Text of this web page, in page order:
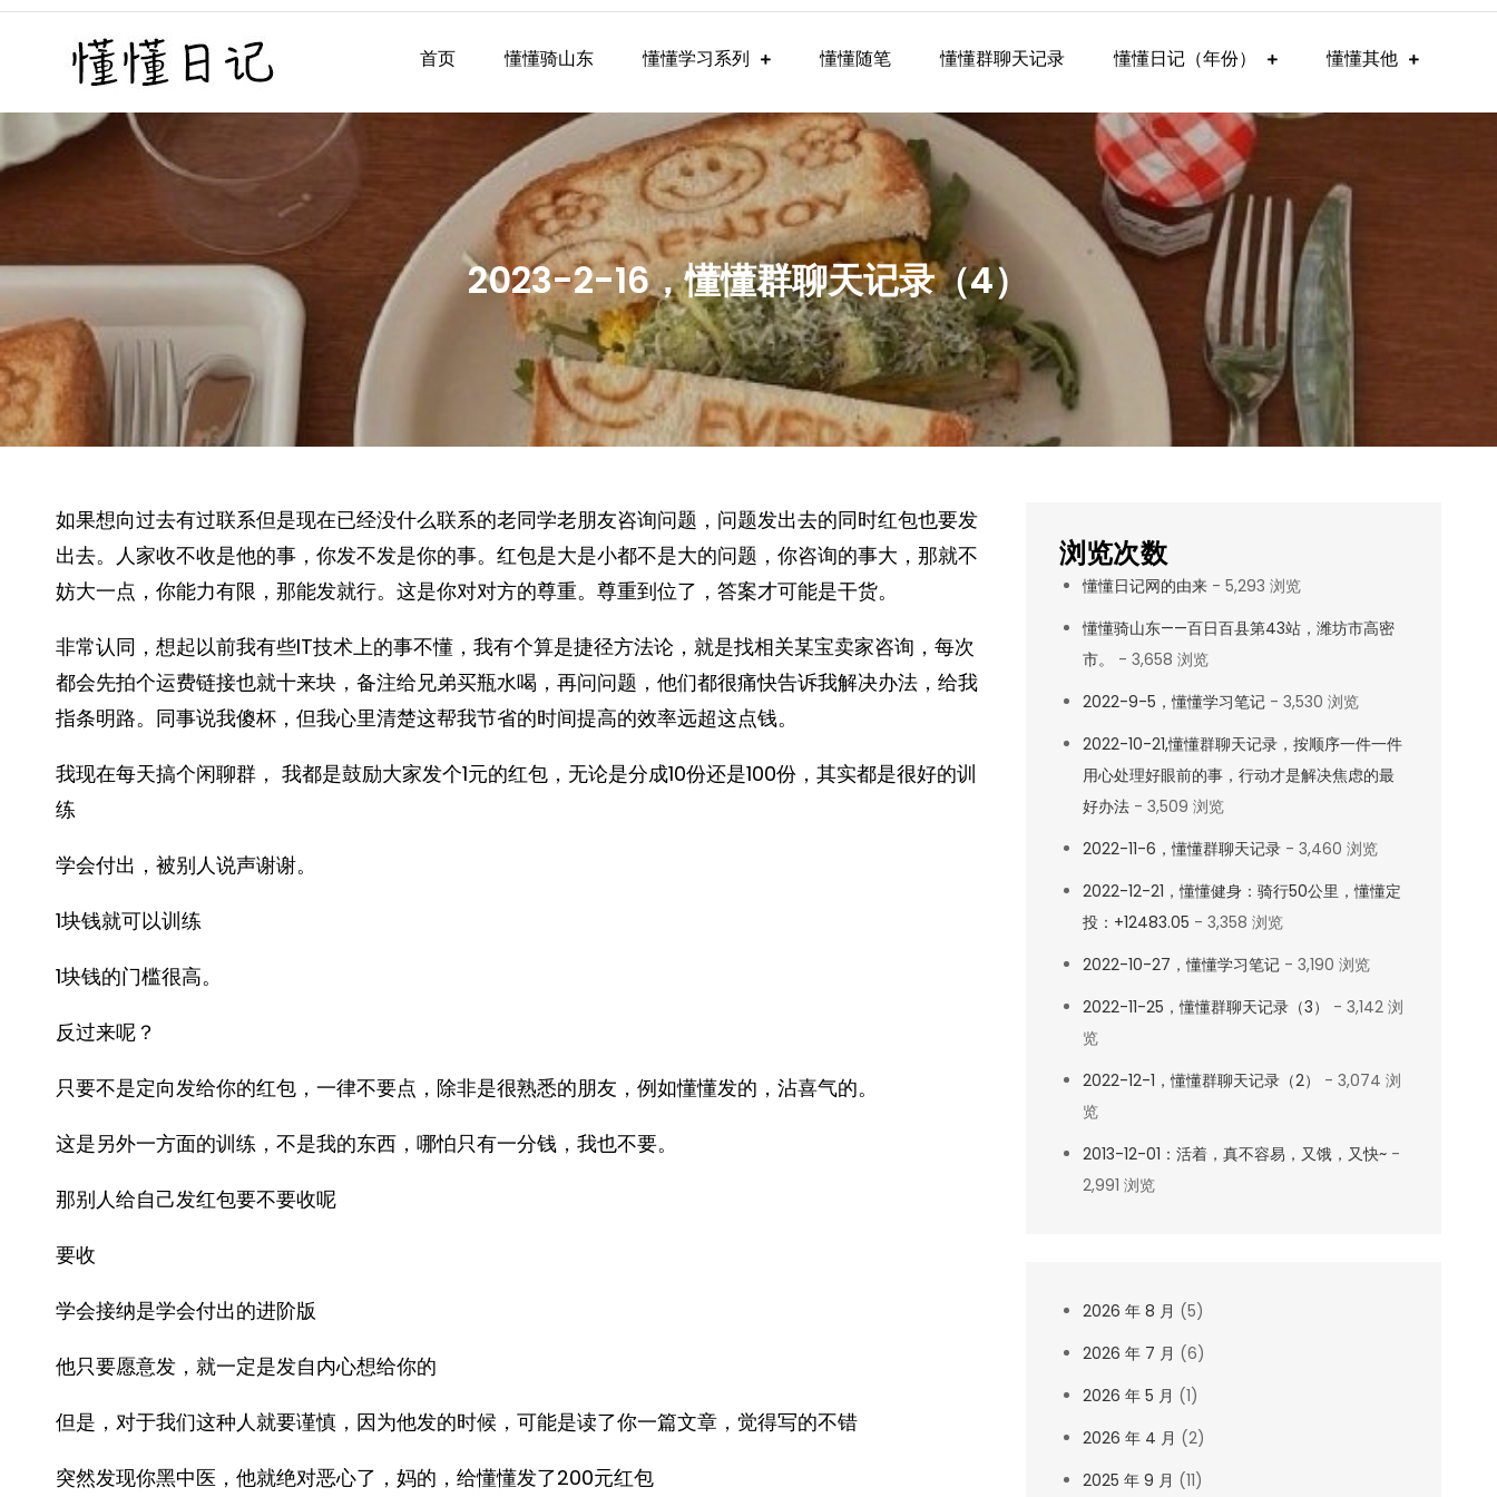
Skip
懂懂日记
懂懂日记网每天同步更新懂懂学习群内容
首页 懂懂骑山东 懂懂学习系列 懂懂随笔 懂懂群聊天记录 懂懂日记（年份） 懂懂其他
2023-2-16，懂懂群聊天记录（4）
如果想向过去有过联系但是现在已经没什么联系的老同学老朋友咨询问题，问题发出去的同时红包也要发
出去。人家收不收是他的事，你发不发是你的事。红包是大是小都不是大的问题，你咨询的事大，那就不
妨大一点，你能力有限，那能发就行。这是你对对方的尊重。尊重到位了，答案才可能是干货。 ​​​
非常认同，想起以前我有些IT技术上的事不懂，我有个算是捷径方法论，就是找相关某宝卖家咨询，每次
都会先拍个运费链接也就十来块，备注给兄弟买瓶水喝，再问问题，他们都很痛快告诉我解决办法，给我
指条明路。同事说我傻杯，但我心里清楚这帮我节省的时间提高的效率远超这点钱。
我现在每天搞个闲聊群， 我都是鼓励大家发个1元的红包，无论是分成10份还是100份，其实都是很好的训
练
学会付出，被别人说声谢谢。
1块钱就可以训练
1块钱的门槛很高。
反过来呢？
只要不是定向发给你的红包，一律不要点，除非是很熟悉的朋友，例如懂懂发的，沾喜气的。
这是另外一方面的训练，不是我的东西，哪怕只有一分钱，我也不要。
那别人给自己发红包要不要收呢
要收
学会接纳是学会付出的进阶版
他只要愿意发，就一定是发自内心想给你的
但是，对于我们这种人就要谨慎，因为他发的时候，可能是读了你一篇文章，觉得写的不错
突然发现你黑中医，他就绝对恶心了，妈的，给懂懂发了200元红包
浏览次数
懂懂日记网的由来- 5,293 浏览
懂懂骑山东——百日百县第43站，潍坊市高密
市。
- 3,658 浏览
2022-9-5，懂懂学习笔记- 3,530 浏览
2022-10-21,懂懂群聊天记录，按顺序一件一件
用心处理好眼前的事，行动才是解决焦虑的最
好办法- 3,509 浏览
2022-11-6，懂懂群聊天记录- 3,460 浏览
2022-12-21，懂懂健身：骑行50公里，懂懂定
投：+12483.05 - 3,358 浏览
2022-10-27，懂懂学习笔记- 3,190 浏览
2022-11-25，懂懂群聊天记录（3）
- 3,142 浏
览
2022-12-1，懂懂群聊天记录（2）
- 3,074 浏
览
2013-12-01：活着，真不容易，又饿，又快~-
2,991 浏览
2026 年 8 月 (5)
2026 年 7 月 (6)
2026 年 5 月 (1)
2026 年 4 月 (2)
2025 年 9 月 (11)